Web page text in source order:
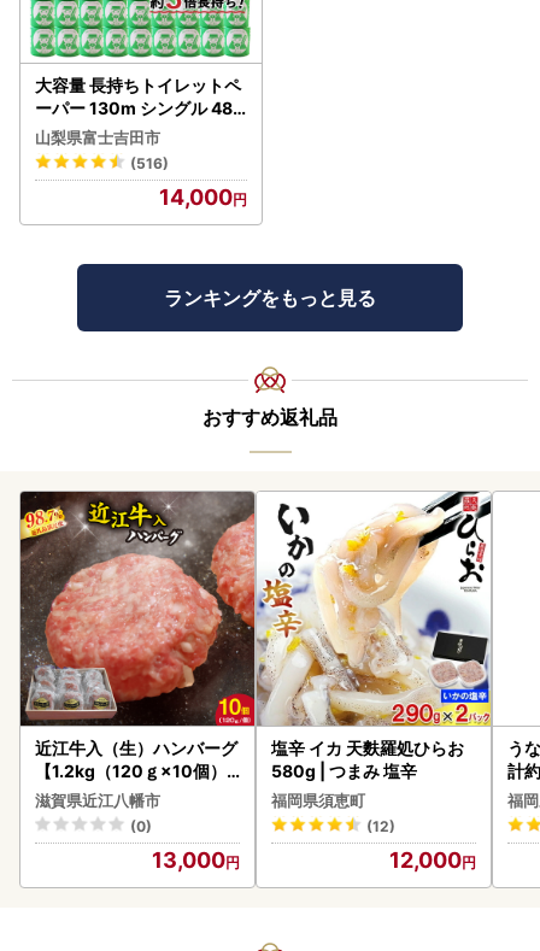
大容量 長持ちトイレットペ
ーパー 130m シングル 48R
芯なし 3倍巻 トイレット
山梨県富士吉田市
(516)
14,000
ランキングをもっと見る
おすすめ返礼品
近江牛入（生）ハンバーグ
【1.2kg（120ｇ×10個）
】【AG09W】
滋賀県近江八幡市
(0)
13,000
塩辛 イカ 天麩羅処ひらお
580g | つまみ 塩辛
福岡県須恵町
(12)
12,000
う
計
な
福